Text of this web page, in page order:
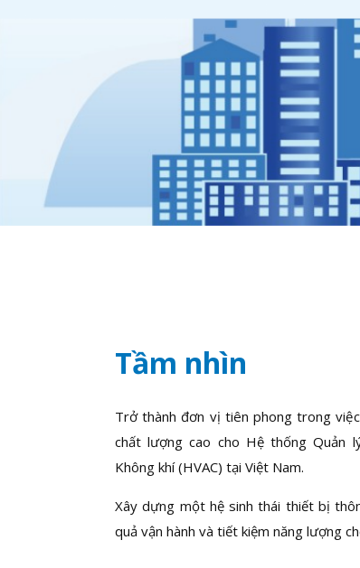
Tầm nhìn
Trở thành đơn vị tiên phong trong
chất lượng cao cho Hệ thống Quản
Không khí (HVAC) tại Việt Nam.
Xây dựng một hệ sinh thái thiết bị
quả vận hành và tiết kiệm năng lượng